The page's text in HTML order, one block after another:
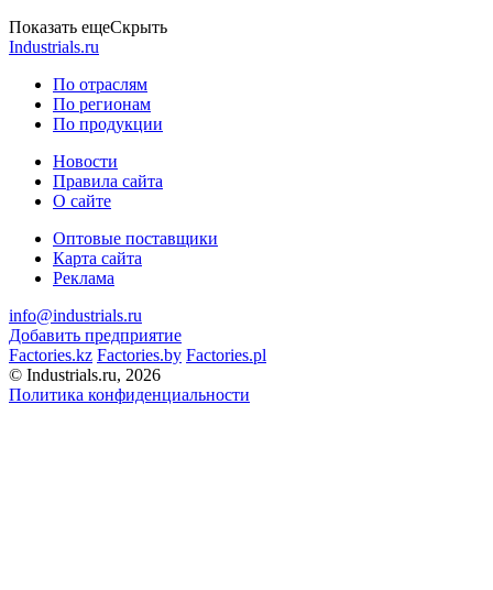
Показать ещеСкрыть
Industrials.ru
По отраслям
По регионам
По продукции
Новости
Правила сайта
О сайте
Оптовые поставщики
Карта сайта
Реклама
info@industrials.ru
Добавить предприятие
Factories.kz Factories.by Factories.pl
© Industrials.ru, 2026
Политика конфиденциальности